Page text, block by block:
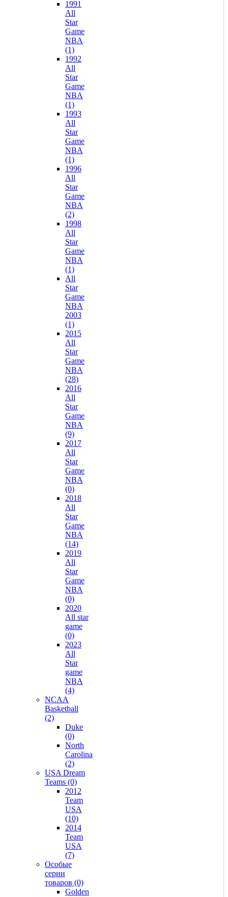
1991
All
Star
Game
NBA
(1)
1992
All
Star
Game
NBA
(1)
1993
All
Star
Game
NBA
(1)
1996
All
Star
Game
NBA
(2)
1998
All
Star
Game
NBA
(1)
All
Star
Game
NBA
2003
(1)
2015
All
Star
Game
NBA
(28)
2016
All
Star
Game
NBA
(9)
2017
All
Star
Game
NBA
(0)
2018
All
Star
Game
NBA
(14)
2019
All
Star
Game
NBA
(0)
2020
All star
game
(0)
2023
All
Star
game
NBA
(4)
NCAA
Basketball
(2)
Duke
(0)
North
Carolina
(2)
USA Dream
Teams (0)
2012
Team
USA
(10)
2014
Team
USA
(7)
Особые
серии
товаров (0)
Golden